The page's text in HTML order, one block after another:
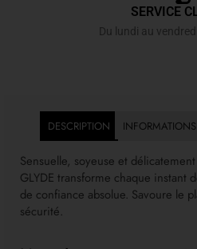
SERVICE
Du lundi au
DESCRIPTION
Sensuelle, soyeuse et
GLYDE transforme chaque instant
de confiance absolue. Savoure le
sécurité.